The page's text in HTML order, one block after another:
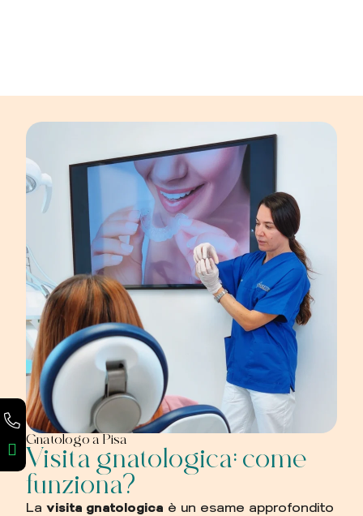
Gnatologo a Pisa
Visita gnatologica: come
funziona?
La visita gnatologica è un esame approfondito